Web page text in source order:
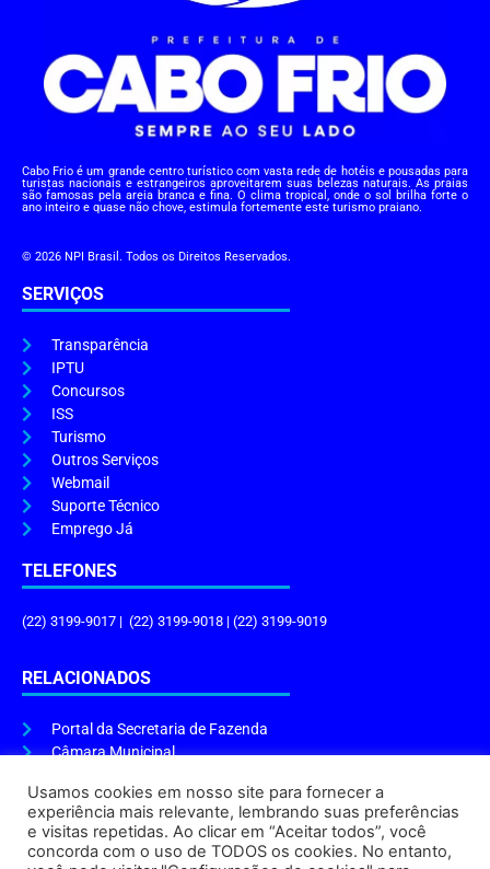
Cabo Frio é um grande centro turístico com vasta rede de hotéis e pousadas para
turistas nacionais e estrangeiros aproveitarem suas belezas naturais. As praias
são famosas pela areia branca e fina. O clima tropical, onde o sol brilha forte o
ano inteiro e quase não chove, estimula fortemente este turismo praiano.
© 2026 NPI Brasil. Todos os Direitos Reservados.
SERVIÇOS
Transparência
IPTU
Concursos
ISS
Turismo
Outros Serviços
Webmail
Suporte Técnico
Emprego Já
TELEFONES
(22) 3199-9017 | (22) 3199-9018 | (22) 3199-9019
RELACIONADOS
Portal da Secretaria de Fazenda
Câmara Municipal
ENDEREÇO E HORÁRIO
Endereço:Praça Tiradentes, s/n – Centro, Cabo Frio – RJ, 28906-290
Usamos cookies em nosso site para fornecer a
experiência mais relevante, lembrando suas preferências
e visitas repetidas. Ao clicar em “Aceitar todos”, você
concorda com o uso de TODOS os cookies. No entanto,